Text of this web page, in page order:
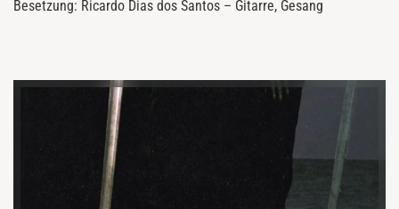
Besetzung: Ricardo Dias dos Santos – Gitarre, Gesang